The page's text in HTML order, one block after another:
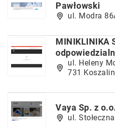
Pawłowski
ul. Modra
MINIKLINIKA
ul. Heleny
731 Koszalin
Vaya Sp. z
ul.